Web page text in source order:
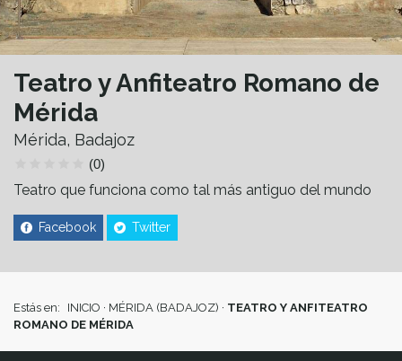
Teatro y Anfiteatro Romano de
Mérida
Mérida, Badajoz
(0)
Teatro que funciona como tal más antiguo del mundo
Facebook Twitter
Estás en: INICIO · MÉRIDA (BADAJOZ) · TEATRO Y ANFITEATRO
ROMANO DE MÉRIDA